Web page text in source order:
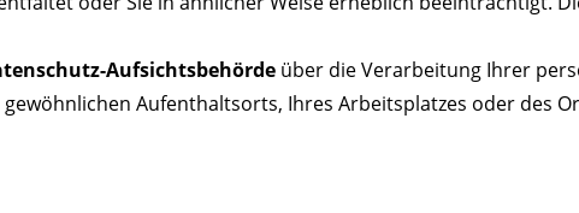
Aufsichtsbehörde über die Verarbeitung Ihrer
Aufenthaltsorts, Ihres Arbeitsplatzes oder des